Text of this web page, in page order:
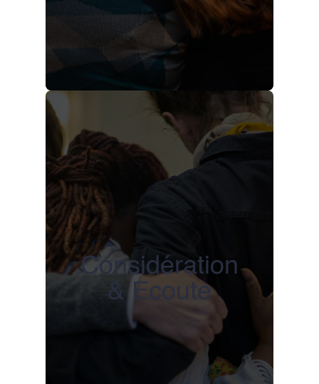
Considération
& Ecoute